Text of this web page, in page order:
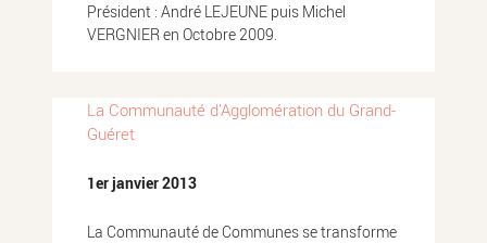
Président : André LEJEUNE puis Michel
VERGNIER en Octobre 2009.
La Communauté d’Agglomération du Grand-
Guéret
1er janvier 2013
La Communauté de Communes se transforme